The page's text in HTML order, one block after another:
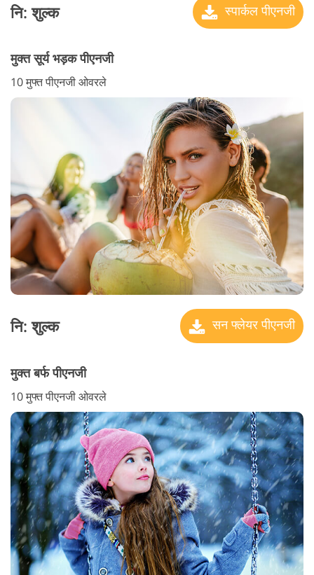
नि: शुल्क स्पार्कल पीएनजी
मुक्त सूर्य भड़क पीएनजी
10 मुफ्त पीएनजी ओवरले
नि: शुल्क सन फ्लेयर पीएनजी
मुक्त बर्फ पीएनजी
10 मुफ्त पीएनजी ओवरले